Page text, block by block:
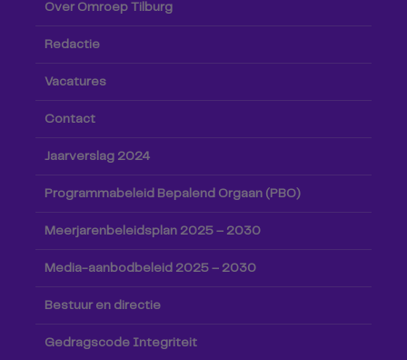
Over Omroep Tilburg
Redactie
Vacatures
Contact
Jaarverslag 2024
Programmabeleid Bepalend Orgaan (PBO)
Meerjarenbeleidsplan 2025 – 2030
Media-aanbodbeleid 2025 – 2030
Bestuur en directie
Gedragscode Integriteit